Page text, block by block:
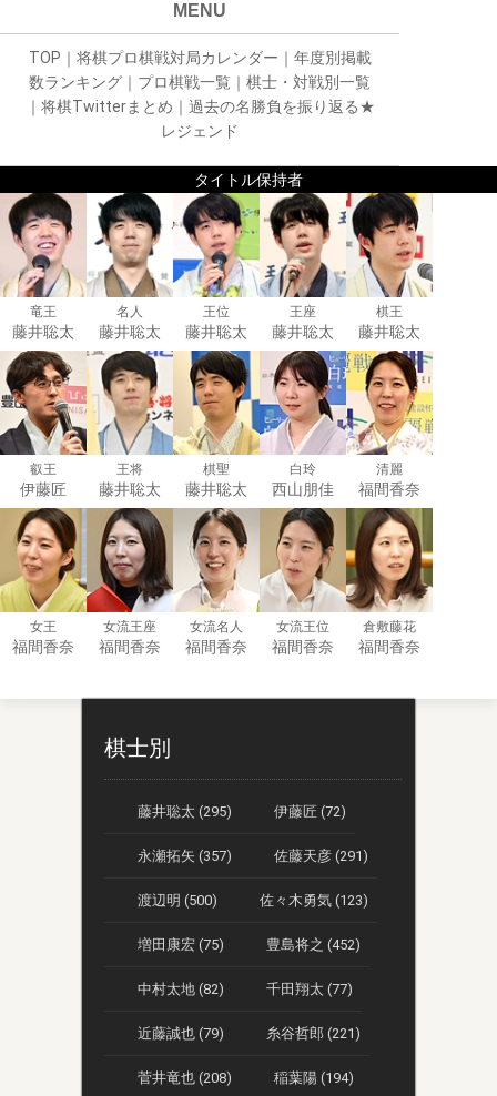
MENU
TOP ｜ 将棋プロ棋戦対局カレンダー ｜ 年度別掲載
数ランキング ｜ プロ棋戦一覧 ｜ 棋士・対戦別一覧
｜ 将棋Twitterまとめ ｜ 過去の名勝負を振り返る★
レジェンド
タイトル保持者
竜王
藤井聡太
名人
藤井聡太
王位
藤井聡太
王座
藤井聡太
棋王
藤井聡太
叡王
伊藤匠
王将
藤井聡太
棋聖
藤井聡太
白玲
西山朋佳
清麗
福間香奈
女王
福間香奈
女流王座
福間香奈
女流名人
福間香奈
女流王位
福間香奈
倉敷藤花
福間香奈
棋士別
藤井聡太 (295) 伊藤匠 (72)
永瀬拓矢 (357) 佐藤天彦 (291)
渡辺明 (500) 佐々木勇気 (123)
増田康宏 (75) 豊島将之 (452)
中村太地 (82) 千田翔太 (77)
近藤誠也 (79) 糸谷哲郎 (221)
菅井竜也 (208) 稲葉陽 (194)